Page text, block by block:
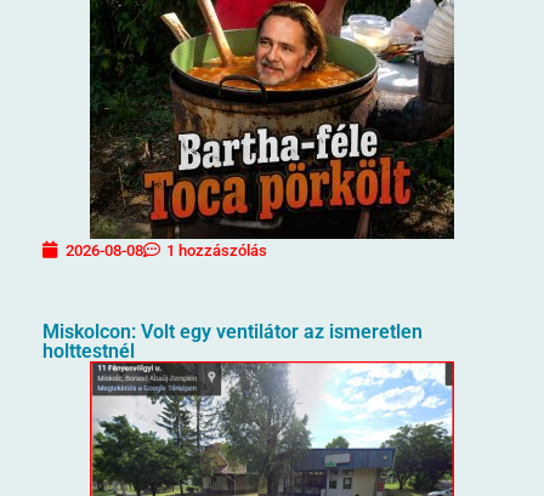
2026-08-08 1 hozzászólás
Miskolcon: Volt egy ventilátor az ismeretlen
holttestnél